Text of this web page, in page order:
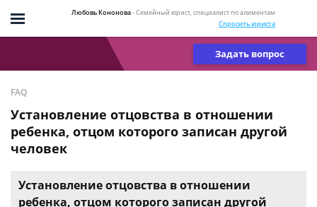
Любовь Кононова- Семейный юрист, специалист по алиментам
Спросить юриста
Задать вопрос
FAQ
Установление отцовства в отношении
ребенка, отцом которого записан другой
человек
Установление отцовства в отношении
ребенка, отцом которого записан другой